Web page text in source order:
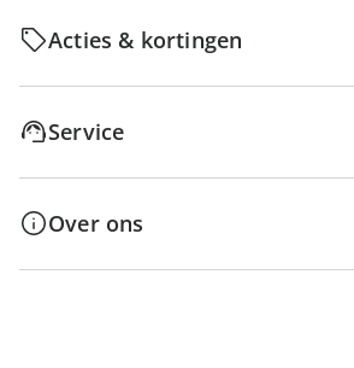
Acties & kortingen
Service
Over ons